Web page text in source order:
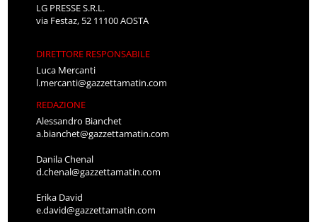
LG PRESSE S.R.L.
via Festaz, 52 11100 AOSTA
DIRETTORE RESPONSABILE
Luca Mercanti
l.mercanti@gazzettamatin.com
REDAZIONE
Alessandro Bianchet
a.bianchet@gazzettamatin.com
Danila Chenal
d.chenal@gazzettamatin.com
Erika David
e.david@gazzettamatin.com